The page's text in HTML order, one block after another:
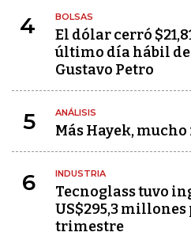
4 BOLSAS
El dólar cerró
último día hábil
Gustavo Petro
5 ANÁLISIS
Más Hayek,
6 INDUSTRIA
Tecnoglass tuvo
US$295,3 millones
trimestre